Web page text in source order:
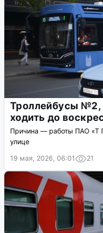
Троллейбусы №2,
ходить до
Причина — работы ПАО «Т
улице
19 мая, 2026, 06:01
21